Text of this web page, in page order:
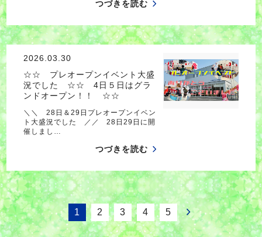
つづきを読む
2026.03.30
☆☆ プレオープンイベント大盛
況でした ☆☆ 4日５日はグラ
ンドオープン！！ ☆☆
＼＼ 28日＆29日プレオープンイベン
ト大盛況でした ／／ 28日29日に開
催しまし…
つづきを読む
1 2 3 4 5